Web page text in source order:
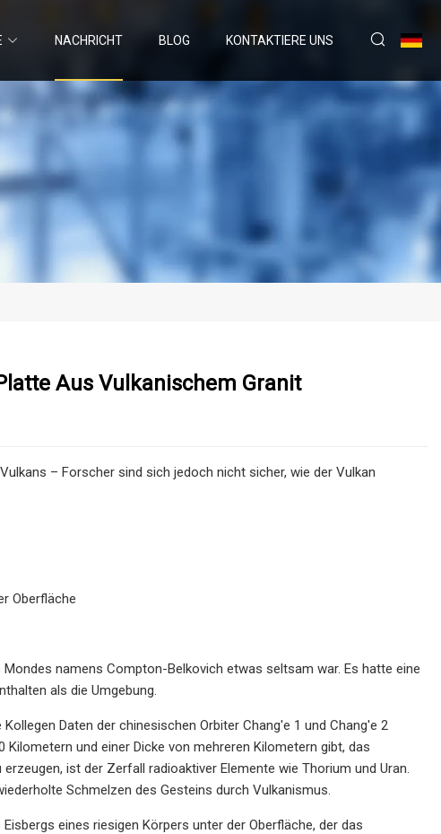
NACHRICHT BLOG KONTAKTIERE UNS
Aus Vulkanischem Granit
– Forscher sind sich jedoch nicht sicher, wie der Vulkan
Oberfläche
namens Compton-Belkovich etwas seltsam war. Es hatte eine
als die Umgebung.
Daten der chinesischen Orbiter Chang'e 1 und Chang'e 2
und einer Dicke von mehreren Kilometern gibt, das
ist der Zerfall radioaktiver Elemente wie Thorium und Uran.
Schmelzen des Gesteins durch Vulkanismus.
eines riesigen Körpers unter der Oberfläche, der das